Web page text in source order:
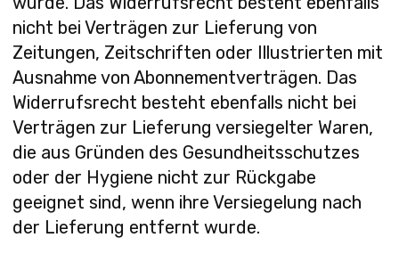
nicht bei Verträgen zur Lieferung von
Zeitungen, Zeitschriften oder Illustrierten mit
Ausnahme von Abonnementverträgen. Das
Widerrufsrecht besteht ebenfalls nicht bei
Verträgen zur Lieferung versiegelter Waren,
die aus Gründen des Gesundheitsschutzes
oder der Hygiene nicht zur Rückgabe
geeignet sind, wenn ihre Versiegelung nach
der Lieferung entfernt wurde.